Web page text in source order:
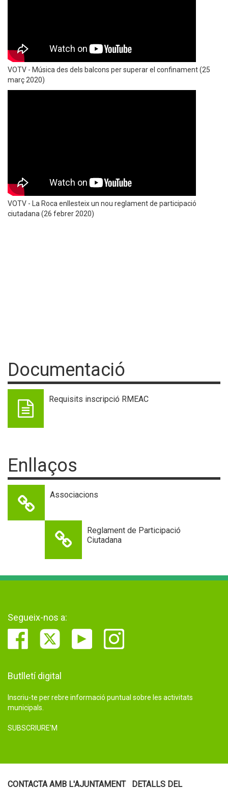
VOTV - Música des dels balcons per superar el confinament (25
març 2020)
VOTV - La Roca enllesteix un nou reglament de participació
ciutadana (26 febrer 2020)
Documentació
Requisits inscripció RMEAC
Enllaços
Associacions
Reglament de Participació
Ciutadana
Segueix-nos a:
Butlletí digital
Inscriu-te per rebre informació puntual sobre les activitats
municipals.
SUBSCRIURE'M
CONTACTA AMB L'AJUNTAMENT DETALLS DEL